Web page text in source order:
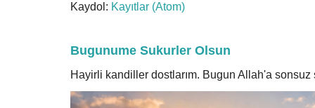
Kaydol: Kayıtlar (Atom)
Bugunume Sukurler Olsun
Hayirli kandiller dostlarım. Bugun Allah'a